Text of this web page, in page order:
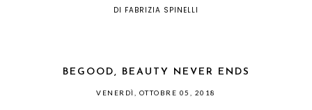
DI FABRIZIA SPINELLI
BEGOOD, BEAUTY NEVER ENDS
VENERDÌ, OTTOBRE 05, 2018